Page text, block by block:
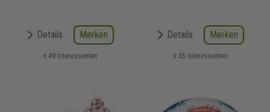
Details Merken
+ 49 Interessenten
Details Merken
+ 35 Interessenten